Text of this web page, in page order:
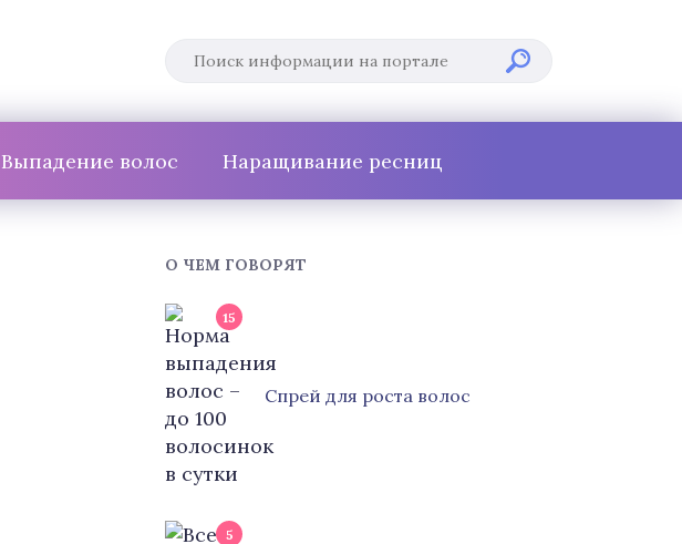
Выпадение волос Наращивание ресниц
О ЧЕМ ГОВОРЯТ
15
Cпрей для роста волос
5